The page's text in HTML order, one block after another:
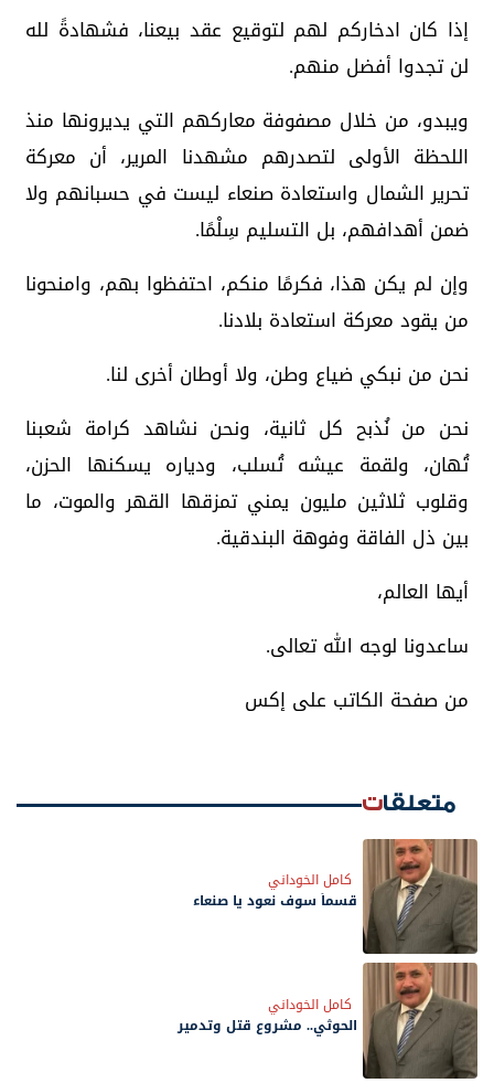
إذا كان ادخاركم لهم لتوقيع عقد بيعنا، فشهادةً لله
لن تجدوا أفضل منهم.
ويبدو، من خلال مصفوفة معاركهم التي يديرونها منذ
اللحظة الأولى لتصدرهم مشهدنا المرير، أن معركة
تحرير الشمال واستعادة صنعاء ليست في حسبانهم ولا
ضمن أهدافهم، بل التسليم سِلْمًا.
وإن لم يكن هذا، فكرمًا منكم، احتفظوا بهم، وامنحونا
من يقود معركة استعادة بلادنا.
نحن من نبكي ضياع وطن، ولا أوطان أخرى لنا.
نحن من نُذبح كل ثانية، ونحن نشاهد كرامة شعبنا
تُهان، ولقمة عيشه تُسلب، ودياره يسكنها الحزن،
وقلوب ثلاثين مليون يمني تمزقها القهر والموت، ما
بين ذل الفاقة وفوهة البندقية.
أيها العالم،
ساعدونا لوجه الله تعالى.
من صفحة الكاتب على إكس
متعلقات
كامل الخوداني
قسماً سوف نعود يا صنعاء
كامل الخوداني
الحوثي.. مشروع قتل وتدمير